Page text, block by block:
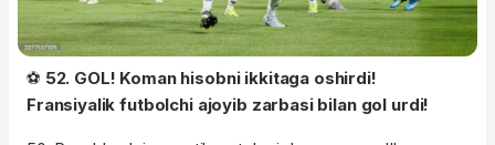
⚽️ 52. GOL! Koman hisobni ikkitaga oshirdi!
Fransiyalik futbolchi ajoyib zarbasi bilan gol urdi!